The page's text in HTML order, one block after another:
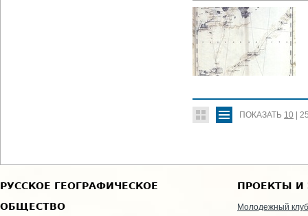
ПОКАЗАТЬ 10
РУССКОЕ ГЕОГРАФИЧЕСКОЕ
ОБЩЕСТВО
ПРОЕКТЫ И
Молодежный клуб